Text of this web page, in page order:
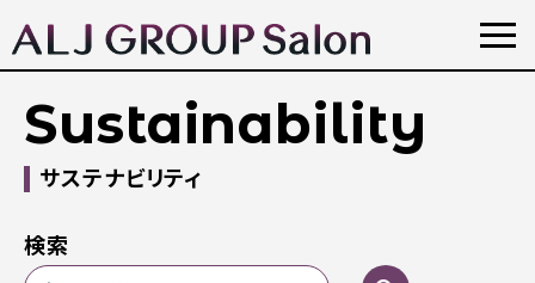
Sustainability
サステナビリティ
検索